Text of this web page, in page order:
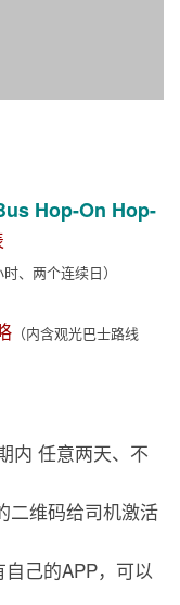
Hop-On Hop-
、两个连续日）
（内含观光巴士路线
内 任意两天、不
二维码给司机激活
己的APP，可以